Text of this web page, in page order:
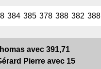
384 385 378 388 382 388
avec 391,71
Pierre avec 15